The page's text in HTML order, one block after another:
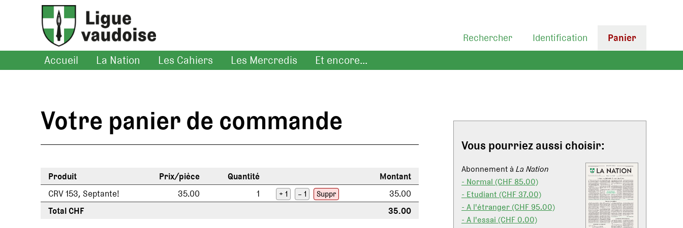
Panier
Identification
Rechercher
Accueil La Nation Les Cahiers Les Mercredis Et encore...
Votre panier de commande
Produit Prix/pièce Quantité
Montant
CRV 153, Septante!
35.00 1 + 1 – 1 Suppr
35.00
Total CHF
35.00
Vous pourriez aussi choisir:
Abonnement à La Nation
- Normal (CHF 85.00)
- Etudiant (CHF 37.00)
- A l'étranger (CHF 95.00)
- A l'essai (CHF 0.00)